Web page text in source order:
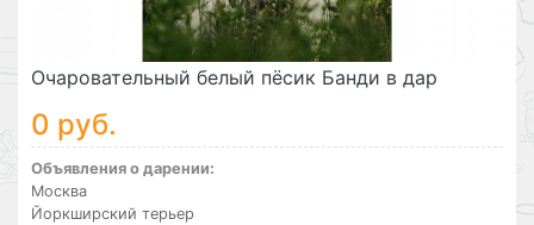
Очаровательный белый пёсик Банди в дар
0 руб.
Объявления о дарении:
Москва
Йоркширский терьер